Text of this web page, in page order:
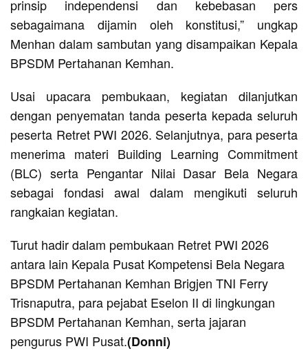
prinsip independensi dan kebebasan pers
sebagaimana dijamin oleh konstitusi,” ungkap
Menhan dalam sambutan yang disampaikan Kepala
BPSDM Pertahanan Kemhan.
Usai upacara pembukaan, kegiatan dilanjutkan
dengan penyematan tanda peserta kepada seluruh
peserta Retret PWI 2026. Selanjutnya, para peserta
menerima materi Building Learning Commitment
(BLC) serta Pengantar Nilai Dasar Bela Negara
sebagai fondasi awal dalam mengikuti seluruh
rangkaian kegiatan.
Turut hadir dalam pembukaan Retret PWI 2026
antara lain Kepala Pusat Kompetensi Bela Negara
BPSDM Pertahanan Kemhan Brigjen TNI Ferry
Trisnaputra, para pejabat Eselon II di lingkungan
BPSDM Pertahanan Kemhan, serta jajaran
pengurus PWI Pusat.(Donni)